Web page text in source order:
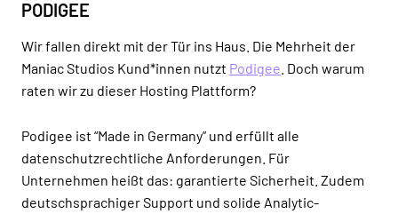
PODIGEE
Wir fallen direkt mit der Tür ins Haus. Die Mehrheit der
Maniac Studios Kund*innen nutzt Podigee . Doch warum
raten wir zu dieser Hosting Plattform?
Podigee ist “Made in Germany” und erfüllt alle
datenschutzrechtliche Anforderungen. Für
Unternehmen heißt das: garantierte Sicherheit. Zudem
deutschsprachiger Support und solide Analytic-